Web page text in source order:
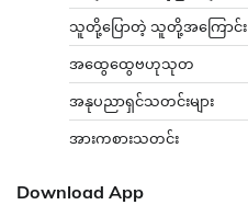
သူတို့ပြောတဲ့ သူတို့အကြောင်း
အထွေထွေဗဟုသုတ
အနုပညာရှင်သတင်းများ
အားကစားသတင်း
Download App